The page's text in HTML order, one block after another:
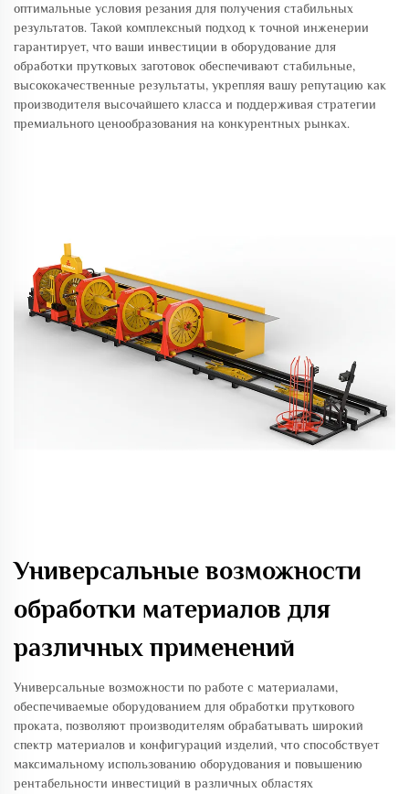
оптимальные условия резания для получения стабильных
результатов. Такой комплексный подход к точной инженерии
гарантирует, что ваши инвестиции в оборудование для
обработки прутковых заготовок обеспечивают стабильные,
высококачественные результаты, укрепляя вашу репутацию как
производителя высочайшего класса и поддерживая стратегии
премиального ценообразования на конкурентных рынках.
Универсальные возможности
обработки материалов для
различных применений
Универсальные возможности по работе с материалами,
обеспечиваемые оборудованием для обработки пруткового
проката, позволяют производителям обрабатывать широкий
спектр материалов и конфигураций изделий, что способствует
максимальному использованию оборудования и повышению
рентабельности инвестиций в различных областях